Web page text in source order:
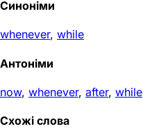
Синоніми
whenever, while
Антоніми
now, whenever, after, while
Схожі слова